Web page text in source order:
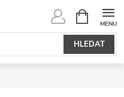
HLEDAT
NÁKUPNÍ
KOŠÍK